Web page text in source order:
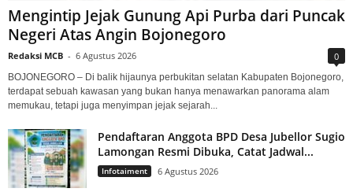
Mengintip Jejak Gunung Api Purba dari Puncak
Negeri Atas Angin Bojonegoro
Redaksi MCB - 6 Agustus 2026 0
BOJONEGORO – Di balik hijaunya perbukitan selatan Kabupaten Bojonegoro,
terdapat sebuah kawasan yang bukan hanya menawarkan panorama alam
memukau, tetapi juga menyimpan jejak sejarah...
Pendaftaran Anggota BPD Desa Jubellor Sugio
Lamongan Resmi Dibuka, Catat Jadwal...
Infotaiment 6 Agustus 2026